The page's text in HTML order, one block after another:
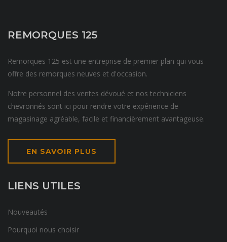
REMORQUES 125
Remorques 125 est une entreprise de premier plan qui vous
offre des remorques neuves et d'occasion.
Notre personnel des ventes dévoué et nos techniciens
chevronnés sont ici pour rendre votre expérience de
magasinage agréable, facile et financièrement avantageuse.
EN SAVOIR PLUS
LIENS UTILES
Nouveautés
Pourquoi nous choisir